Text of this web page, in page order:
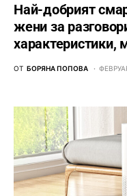
Най-добрият
жени за
характеристики,
ОТ БОРЯНА ПОПОВА